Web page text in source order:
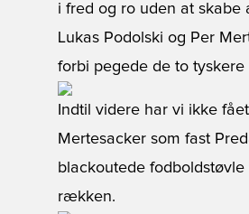
i fred og ro uden at
Lukas Podolski og Per
forbi pegede de to
Indtil videre har vi ikke
Mertesacker som fast
blackoutede
rækken.